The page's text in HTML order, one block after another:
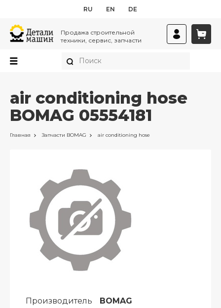
RU EN DE
Продажа строительной
техники, сервис, запчасти
air conditioning hose
BOMAG 05554181
Главная Запчасти BOMAG air conditioning hose
Производитель BOMAG